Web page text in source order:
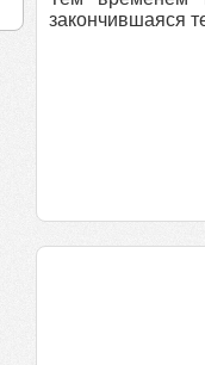
закончившаяся